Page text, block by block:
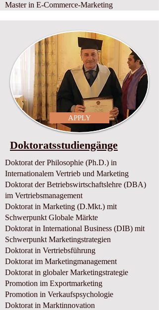
Master in E-Commerce-Marketing
APPLY
Doktoratsstudiengänge
​Doktorat der Philosophie (Ph.D.) in
Internationalem Vertrieb und Marketing
​Doktorat der Betriebswirtschaftslehre (DBA)
im Vertriebsmanagement
​Doktorat in Marketing (D.Mkt.) mit
Schwerpunkt Globale Märkte
​Doktorat in International Business (DIB) mit
Schwerpunkt Marketingstrategien
Doktorat in Vertriebsführung
Doktorat im Marketingmanagement
​Doktorat in globaler Marketingstrategie
Promotion im Exportmarketing
Promotion in Verkaufspsychologie
​Doktorat in Marktinnovation